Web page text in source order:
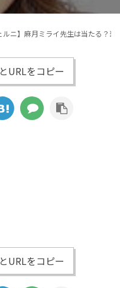
ルニ】麻月ミライ先生は当たる？
URLをコピー
URLをコピー